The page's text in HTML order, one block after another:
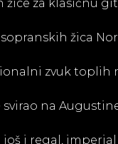
žice za klasičnu
žica
zvuk toplih
na
i regal,